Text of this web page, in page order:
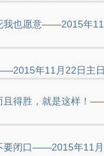
我也愿意——2015年
年11月22日主
且得胜，就是这样！
要闭口——2015年11